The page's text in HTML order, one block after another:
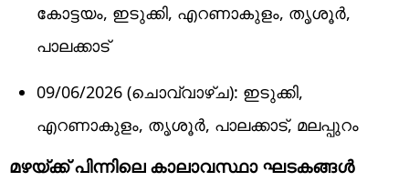
കോട്ടയം, ഇടുക്കി, എറണാകുളം, തൃശൂർ,
പാലക്കാട്
09/06/2026 (ചൊവ്വാഴ്ച): ഇടുക്കി,
എറണാകുളം, തൃശൂർ, പാലക്കാട്, മലപ്പുറം
മഴയ്ക്ക് പിന്നിലെ കാലാവസ്ഥാ ഘടകങ്ങൾ